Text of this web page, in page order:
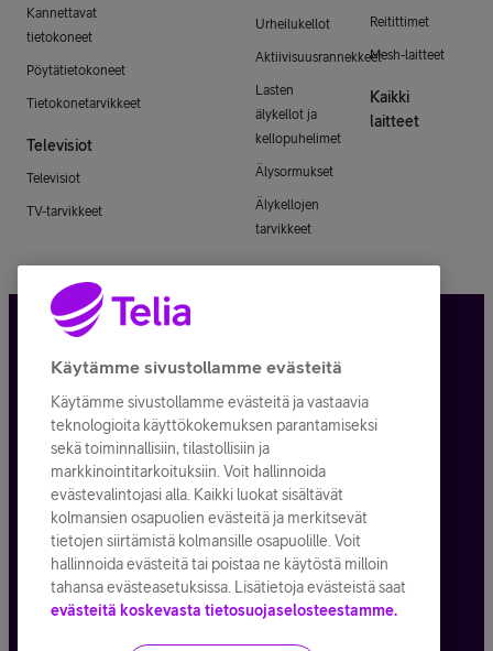
Kannettavat
tietokoneet
Pöytätietokoneet
Tietokonetarvikkeet
Televisiot
Televisiot
TV-tarvikkeet
Urheilukellot
Aktiivisuusrannekkeet
Lasten
älykellot ja
kellopuhelimet
Älysormukset
Älykellojen
tarvikkeet
Reitittimet
Mesh-laitteet
Kaikki
laitteet
Tietosuoja ja -turva
Tilauksen peruuttaminen
Käyttöehdot
Evästeiden käyttö
Toimitusehdot ja palvelukuvaukset
Käytämme sivustollamme evästeitä
Käytämme sivustollamme evästeitä ja vastaavia
teknologioita käyttökokemuksen parantamiseksi
sekä toiminnallisiin, tilastollisiin ja
markkinointitarkoituksiin. Voit hallinnoida
evästevalintojasi alla. Kaikki luokat sisältävät
kolmansien osapuolien evästeitä ja merkitsevät
tietojen siirtämistä kolmansille osapuolille. Voit
hallinnoida evästeitä tai poistaa ne käytöstä milloin
tahansa evästeasetuksissa. Lisätietoja evästeistä saat
evästeitä koskevasta tietosuojaselosteestamme.